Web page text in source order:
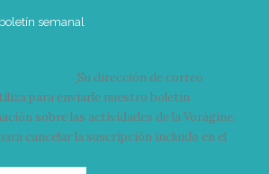
semanal
Su dirección de correo
para enviarle nuestro boletín
sobre las actividades de la Vorágine.
cancelar la suscripción incluido en el